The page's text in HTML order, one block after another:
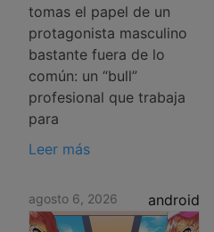
tomas el papel de un
protagonista masculino
bastante fuera de lo
común: un “bull”
profesional que trabaja
para
Leer más
agosto 6, 2026 android